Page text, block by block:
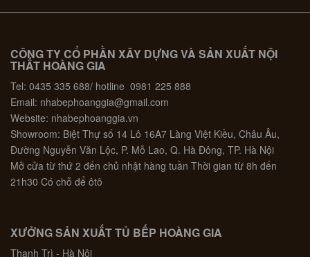
CÔNG TY CỔ PHẦN XÂY DỰNG VÀ SẢN XUẤT NỘI
THẤT HOÀNG GIA
Tel: 0435 335 688/ hotline 0981 225 888
Email: nhabephoanggia@gmail.com
Website: nhabephoanggia.vn
Showroom: Biệt Thự số 14 Lô 16A7 Làng Việt Kiều, Châu Âu,
Đường Nguyễn Văn Lộc, P. Mỗ Lao, Q. Hà Đông, TP. Hà Nội
Mở cửa từ thứ 2 đến chủ nhật hàng tuần Thời gian từ 8h đến
21h30 Có chỗ để ôtô
XƯỞNG SẢN XUẤT TỦ BẾP HOÀNG GIA
Thanh Trì - Hà Nội